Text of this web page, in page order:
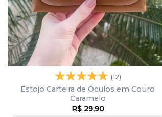
(12)
Estojo Carteira de Óculos em Couro
Caramelo
R$29,90